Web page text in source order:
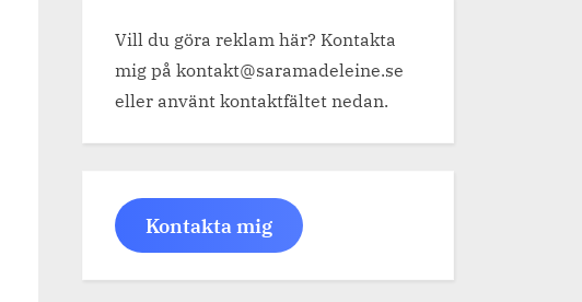
Vill du göra reklam här? Kontakta
mig på kontakt@saramadeleine.se
eller använt kontaktfältet nedan.
Kontakta mig